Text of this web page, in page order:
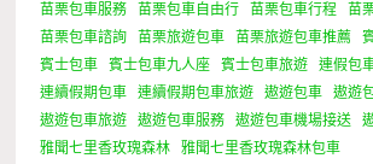
苗栗包車服務
苗栗包車自由行 苗栗包車行程
苗
苗栗包車諮詢
苗栗旅遊包車 苗栗旅遊包車推薦
賓士包車
賓士包車九人座 賓士包車旅遊
連假包
連續假期包車
連續假期包車旅遊 遨遊包車
遨遊
遨遊包車旅遊
遨遊包車服務 遨遊包車機場接送
雅聞七里香玫瑰森林
雅聞七里香玫瑰森林包車